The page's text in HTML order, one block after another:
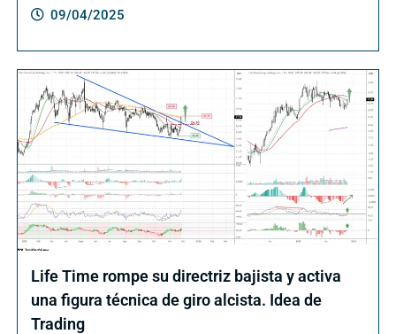
09/04/2025
Life Time rompe su directriz bajista y activa
una figura técnica de giro alcista. Idea de
Trading